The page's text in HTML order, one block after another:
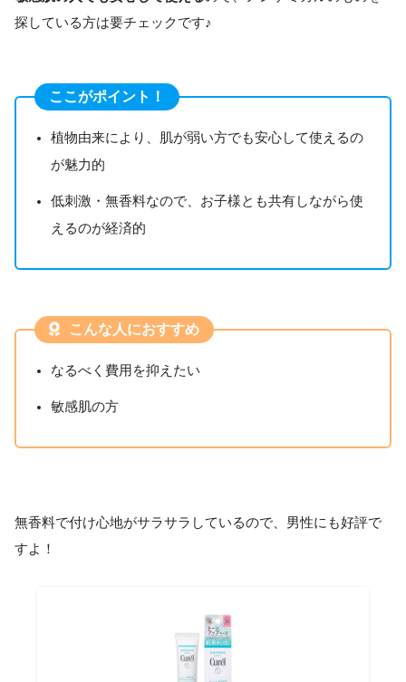
探している方は要チェックです♪
ここがポイント！
植物由来により、肌が弱い方でも安心して使えるの
が魅力的
低刺激・無香料なので、お子様とも共有しながら使
えるのが経済的
こんな人におすすめ
なるべく費用を抑えたい
敏感肌の方
無香料で付け心地がサラサラしているので、男性にも好評で
すよ！